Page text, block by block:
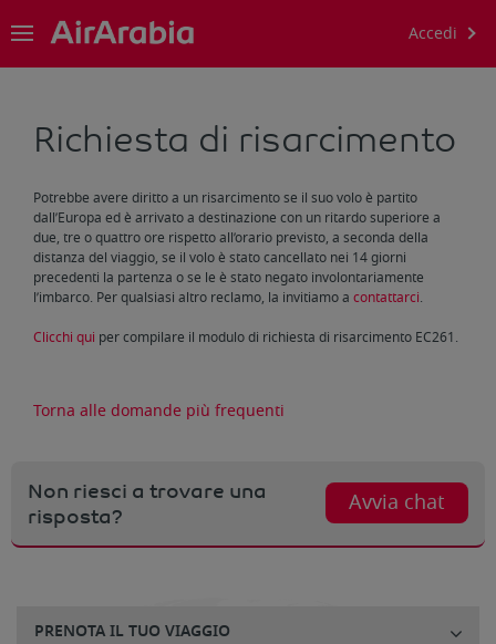
Accedi
Richiesta di risarcimento
Potrebbe avere diritto a un risarcimento se il suo volo è partito
dall’Europa ed è arrivato a destinazione con un ritardo superiore a
due, tre o quattro ore rispetto all’orario previsto, a seconda della
distanza del viaggio, se il volo è stato cancellato nei 14 giorni
precedenti la partenza o se le è stato negato involontariamente
l’imbarco. Per qualsiasi altro reclamo, la invitiamo a contattarci.
Clicchi qui per compilare il modulo di richiesta di risarcimento EC261.
Torna alle domande più frequenti
Non riesci a trovare una
risposta?
Avvia chat
PRENOTA IL TUO VIAGGIO